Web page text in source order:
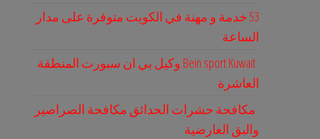
53 خدمة و مهنة في الكويت متوفرة على مدار
الساعة
Bein sport Kuwait وكيل بي ان سبورت المنطقة
العاشرة
مكافحة حشرات الحدائق مكافحة الصراصير
والبق العارضية